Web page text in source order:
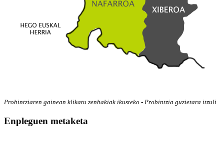
Probintziaren gainean klikatu zenbakiak ikusteko - Probintzia guzietara itzuli
Enpleguen metaketa